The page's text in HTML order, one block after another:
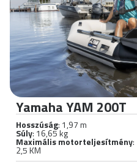
Yamaha YAM 200T
Hosszúság: 1,97 m
Súly: 16,65 kg
Maximális motorteljesítmény:
2,5 KM